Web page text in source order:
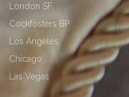
London SF
Cockfosters BP
Los Angeles
Chicago
Las Vegas